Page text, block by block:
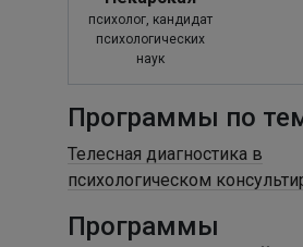
психолог, кандидат
психологических
наук
Программы по
Телесная диагностика в
психологическом
Программы